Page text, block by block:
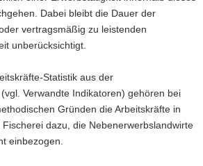
Dabei bleibt die Dauer der
vertragsmäßig zu leistenden
unberücksichtigt.
Statistik aus der
Verwandte Indikatoren) gehören bei
Gründen die Arbeitskräfte in
dazu, die Nebenerwerbslandwirte
einbezogen.